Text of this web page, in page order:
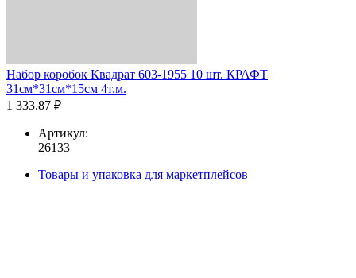
Набор коробок Квадрат 603-1955 10 шт. КРАФТ
31см*31см*15см 4т.м.
1 333.87 ₽
Артикул:
26133
Товары и упаковка для маркетплейсов